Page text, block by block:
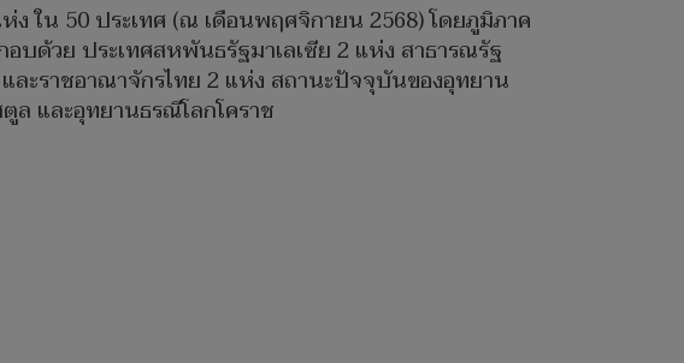
ใน 50 ประเทศ (ณ เดือนพฤศจิกายน 2568) โดยภูมิภาค
บด้วย ประเทศสหพันธรัฐมาเลเซีย 2 แห่ง สาธารณรัฐ
ะราชอาณาจักรไทย 2 แห่ง สถานะปัจจุบันของอุทยาน
ล และอุทยานธรณีโลกโคราช